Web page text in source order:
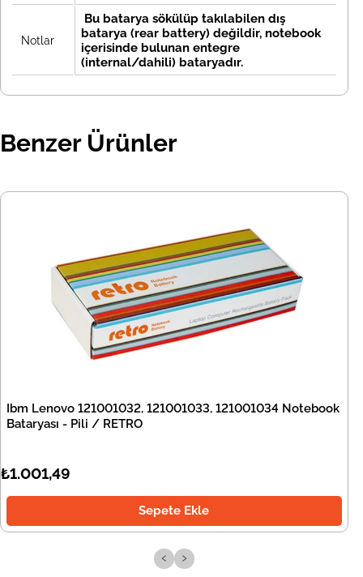
Notlar
Bu batarya sökülüp takılabilen dış
batarya (rear battery) değildir, notebook
içerisinde bulunan entegre
(internal/dahili) bataryadır.
Benzer Ürünler
Ibm Lenovo 121001032, 121001033, 121001034 Notebook
Bataryası - Pili / RETRO
₺1.001,49
Sepete Ekle
‹ ›